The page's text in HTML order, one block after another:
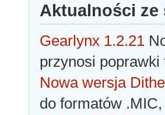
Aktualności ze
Gearlynx 1.2.21
przynosi
Nowa wersja
do formatów